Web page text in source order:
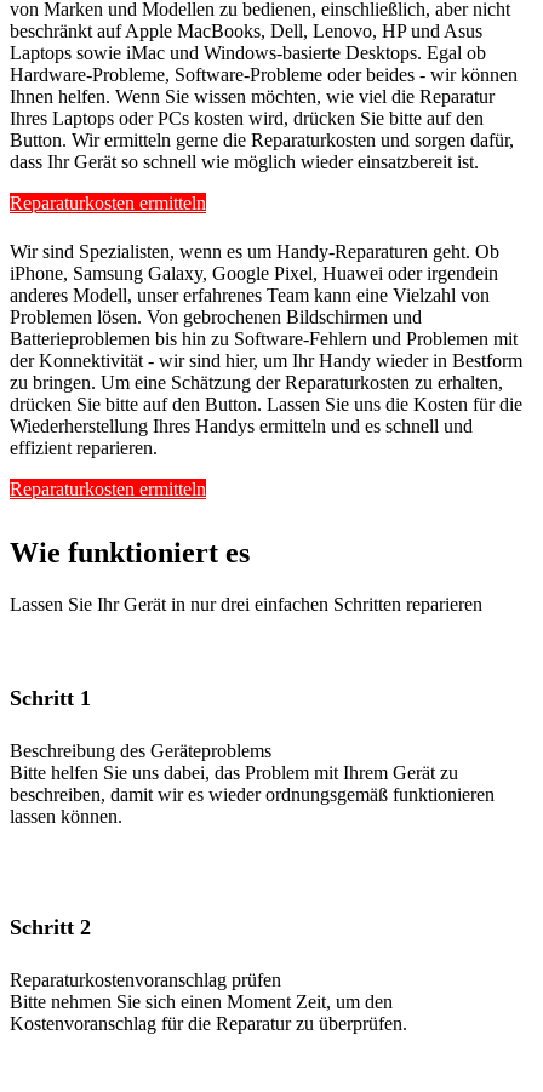
von Marken und Modellen zu bedienen, einschließlich, aber nicht
beschränkt auf Apple MacBooks, Dell, Lenovo, HP und Asus
Laptops sowie iMac und Windows-basierte Desktops. Egal ob
Hardware-Probleme, Software-Probleme oder beides - wir können
Ihnen helfen. Wenn Sie wissen möchten, wie viel die Reparatur
Ihres Laptops oder PCs kosten wird, drücken Sie bitte auf den
Button. Wir ermitteln gerne die Reparaturkosten und sorgen dafür,
dass Ihr Gerät so schnell wie möglich wieder einsatzbereit ist.
Reparaturkosten ermitteln
Wir sind Spezialisten, wenn es um Handy-Reparaturen geht. Ob
iPhone, Samsung Galaxy, Google Pixel, Huawei oder irgendein
anderes Modell, unser erfahrenes Team kann eine Vielzahl von
Problemen lösen. Von gebrochenen Bildschirmen und
Batterieproblemen bis hin zu Software-Fehlern und Problemen mit
der Konnektivität - wir sind hier, um Ihr Handy wieder in Bestform
zu bringen. Um eine Schätzung der Reparaturkosten zu erhalten,
drücken Sie bitte auf den Button. Lassen Sie uns die Kosten für die
Wiederherstellung Ihres Handys ermitteln und es schnell und
effizient reparieren.
Reparaturkosten ermitteln
Wie funktioniert es
Lassen Sie Ihr Gerät in nur drei einfachen Schritten reparieren
Schritt 1
Beschreibung des Geräteproblems
Bitte helfen Sie uns dabei, das Problem mit Ihrem Gerät zu
beschreiben, damit wir es wieder ordnungsgemäß funktionieren
lassen können.
Schritt 2
Reparaturkostenvoranschlag prüfen
Bitte nehmen Sie sich einen Moment Zeit, um den
Kostenvoranschlag für die Reparatur zu überprüfen.